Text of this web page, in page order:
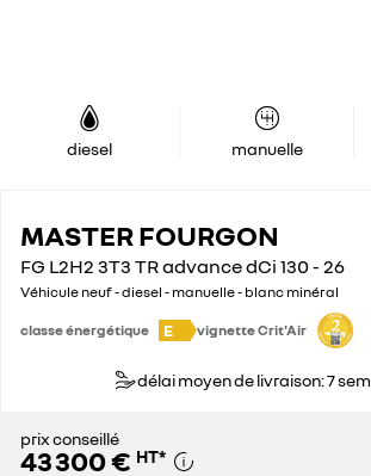
diesel manuelle
MASTER FOURGON
FG L2H2 3T3 TR advance dCi 130 - 26
Véhicule neuf - diesel - manuelle - blanc minéral
classe énergétique E vignette Crit'Air
délai moyen de livraison: 7
prix conseillé
43 300 € HT*